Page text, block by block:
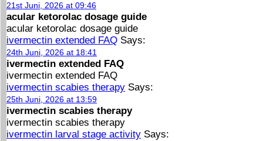
21st Juni, 2026 at 09:46
acular ketorolac dosage guide
acular ketorolac dosage guide
ivermectin extended FAQ Says:
24th Juni, 2026 at 18:41
ivermectin extended FAQ
ivermectin extended FAQ
ivermectin scabies therapy Says:
25th Juni, 2026 at 13:59
ivermectin scabies therapy
ivermectin scabies therapy
ivermectin larval stage activity Says: